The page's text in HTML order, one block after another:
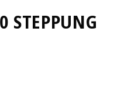
STEPPUNG